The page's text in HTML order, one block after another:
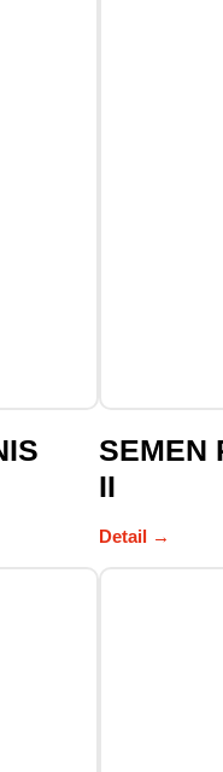
SEMEN
II
Detail →